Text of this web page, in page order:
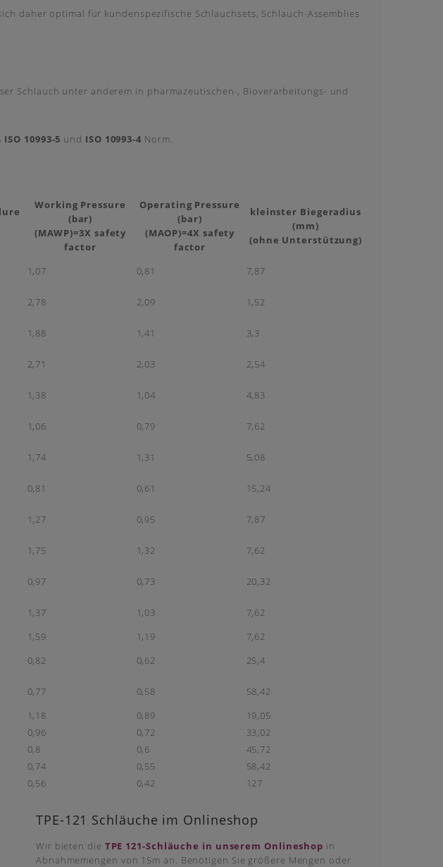
daher optimal für kundenspezifische Schlauchsets, Schlauch-Assemblies
Schlauch unter anderem in pharmazeutischen-, Bioverarbeitungs- und
ISO 10993-5 und ISO 10993-4 Norm.
Working Pressure
(bar)
(MAWP)=3X safety
factor
Operating Pressure
(bar)
(MAOP)=4X safety
factor
kleinster Biegeradius
(mm)
(ohne Unterstützung)
1,07 0,81 7,87
2,78 2,09 1,52
1,88 1,41 3,3
2,71 2,03 2,54
1,38 1,04 4,83
1,06 0,79 7,62
1,74 1,31 5,08
0,81 0,61 15,24
1,27 0,95 7,87
1,75 1,32 7,62
0,97 0,73 20,32
1,37 1,03
7,62
1,59 1,19
7,62
0,82 0,62 25,4
0,77 0,58
58,42
1,18 0,89
19,05
0,96 0,72
33,02
0,8 0,6
45,72
0,74 0,55
58,42
0,56 0,42 127
TPE-121 Schläuche im Onlineshop
Wir bieten die TPE 121-Schläuche in unserem Onlineshop in
Abnahmemengen von 15m an. Benötigen Sie größere Mengen oder